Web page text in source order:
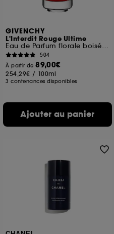
GIVENCHY
L'Interdit Rouge Ultime
Eau de Parfum florale boisée chaleureuse pour femme
504
À partir de89,00€
254,29€ / 100ml
3 contenances disponibles
Ajouter au panier